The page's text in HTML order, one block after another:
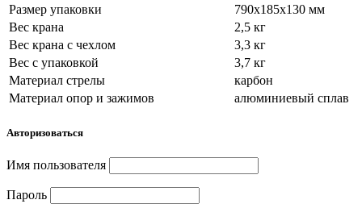
Размер упаковки
790х185х130 мм
Вес крана
2,5 кг
Вес крана с чехлом
3,3 кг
Вес с упаковкой
3,7 кг
Материал стрелы
карбон
Материал опор и зажимов
алюминиевый сплав
Авторизоваться
Имя пользователя
Пароль